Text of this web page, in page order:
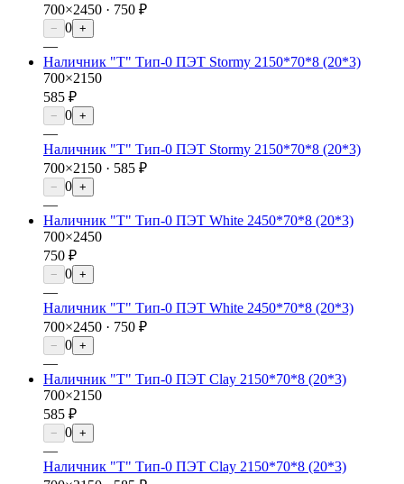
700×2450 · 750 ₽
− 0 +
—
Наличник "Т" Тип-0 ПЭТ Stormy 2150*70*8 (20*3)
700×2150
585 ₽
− 0 +
—
Наличник "Т" Тип-0 ПЭТ Stormy 2150*70*8 (20*3)
700×2150 · 585 ₽
− 0 +
—
Наличник "Т" Тип-0 ПЭТ White 2450*70*8 (20*3)
700×2450
750 ₽
− 0 +
—
Наличник "Т" Тип-0 ПЭТ White 2450*70*8 (20*3)
700×2450 · 750 ₽
− 0 +
—
Наличник "Т" Тип-0 ПЭТ Clay 2150*70*8 (20*3)
700×2150
585 ₽
− 0 +
—
Наличник "Т" Тип-0 ПЭТ Clay 2150*70*8 (20*3)